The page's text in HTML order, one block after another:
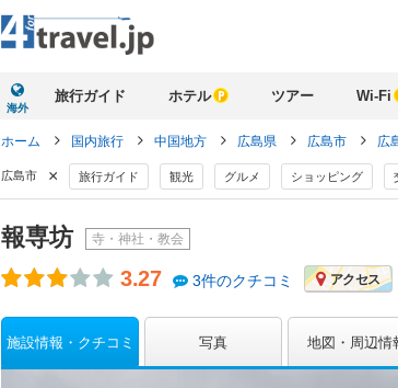
海外
旅行ガイド ホテル ツアー Wi-Fi
ホーム 国内旅行 中国地方 広島県 広島市 広
広島市 × 旅行ガイド 観光 グルメ ショッピング
報専坊 寺・神社・教会
3.27 3件のクチコミ アクセス
施設情報・クチコミ 写真 地図・周辺情